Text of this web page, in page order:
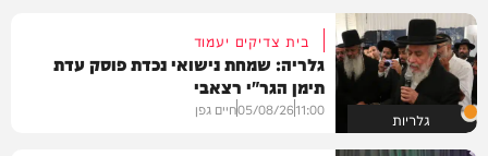
גלריות
בית צדיקים יעמוד
גלריה: שמחת נישואי נכדת פוסק עדת
תימן הגר"י רצאבי
11:00
05/08/26חיים גפן